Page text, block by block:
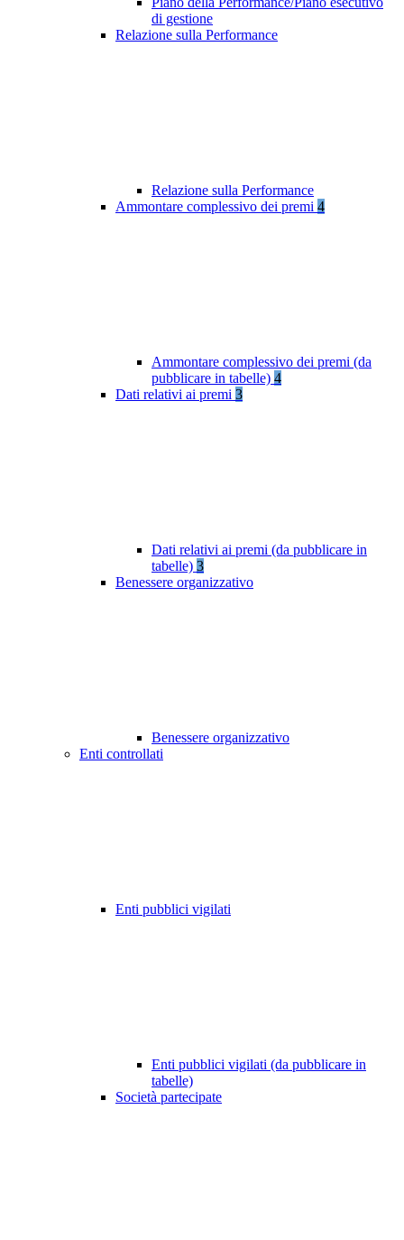
di gestione
Relazione sulla Performance
Relazione sulla Performance
Ammontare complessivo dei premi 4
Ammontare complessivo dei premi (da
pubblicare in tabelle) 4
Dati relativi ai premi 3
Dati relativi ai premi (da pubblicare in
tabelle) 3
Benessere organizzativo
Benessere organizzativo
Enti controllati
Enti pubblici vigilati
Enti pubblici vigilati (da pubblicare in
tabelle)
Società partecipate